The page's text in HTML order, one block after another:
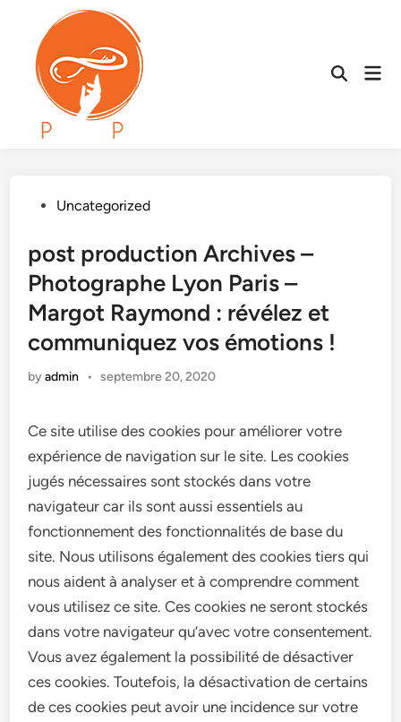
content
Open
PostedUncategorized
post production Archives –
Photographe Lyon Paris –
Margot Raymond : révélez et
communiquez vos émotions !
byadmin • septembre 20, 2020
Ce site utilise des cookies pour améliorer votre
expérience de navigation sur le site. Les cookies
jugés nécessaires sont stockés dans votre
navigateur car ils sont aussi essentiels au
fonctionnement des fonctionnalités de base du
site. Nous utilisons également des cookies tiers qui
nous aident à analyser et à comprendre comment
vous utilisez ce site. Ces cookies ne seront stockés
dans votre navigateur qu’avec votre consentement.
Vous avez également la possibilité de désactiver
ces cookies. Toutefois, la désactivation de certains
de ces cookies peut avoir une incidence sur votre